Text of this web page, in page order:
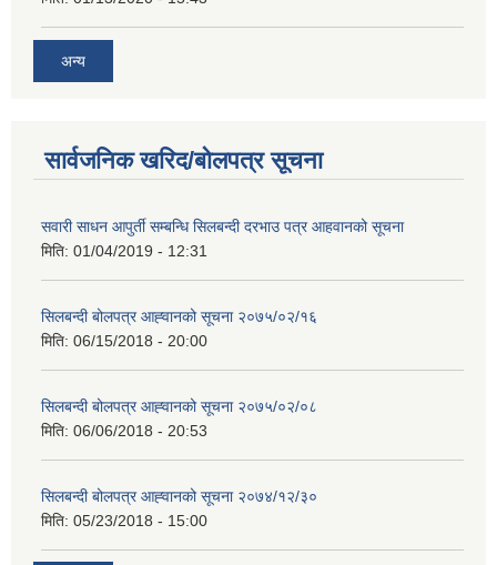
अन्य
सार्वजनिक खरिद/बोलपत्र सूचना
सवारी साधन आपुर्ती सम्बन्धि सिलबन्दी दरभाउ पत्र आहवानको सूचना
मिति: 01/04/2019 - 12:31
सिलबन्दी बोलपत्र आह्‍वानको सूचना २०७५/०२/१६
मिति: 06/15/2018 - 20:00
सिलबन्दी बोलपत्र आह्‍वानको सूचना २०७५/०२/०८
मिति: 06/06/2018 - 20:53
सिलबन्दी बोलपत्र आह्‍वानको सूचना २०७४/१२/३०
मिति: 05/23/2018 - 15:00